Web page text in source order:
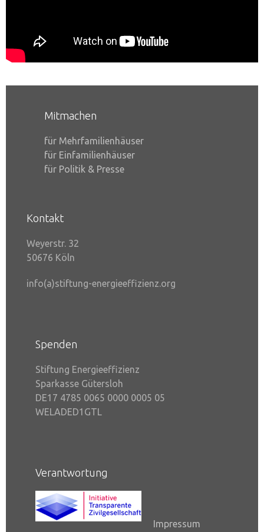
Mitmachen
für Mehrfamilienhäuser
für Einfamilienhäuser
für Politik & Presse
Kontakt
Weyerstr. 32
50676 Köln
info(a)stiftung-energieeffizienz.org
Spenden
Stiftung Energieeffizienz
Sparkasse Gütersloh
DE17 4785 0065 0000 0005 05
WELADED1GTL
Verantwortung
Impressum